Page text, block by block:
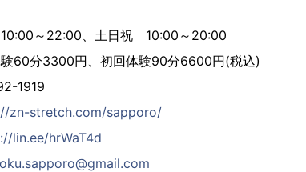
～22:00、土日祝 10:00～20:00
3300円、初回体験90分6600円(税込)
zn-stretch.com/sapporo/
lin.ee/hrWaT4d